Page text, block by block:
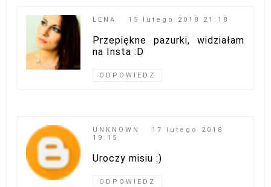
LENA 15 lutego 2018 21:18
Przepiękne pazurki, widziałam
na Insta :D
ODPOWIEDZ
UNKNOWN
17 lutego 2018
19:15
Uroczy misiu :)
ODPOWIEDZ